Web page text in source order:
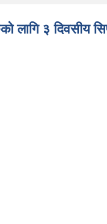
लागि ३ दिवसीय